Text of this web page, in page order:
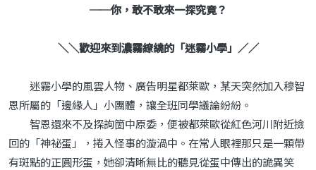
──你，敢不敢來一探究竟？
＼＼歡迎來到濃霧繚繞的「迷霧小學」／／
迷霧小學的風雲人物、廣告明星都萊歐，某天突然加入穆智
恩所屬的「邊緣人」小團體，讓全班同學議論紛紛。
智恩還來不及探詢箇中原委，便被都萊歐從紅色河川附近撿
回的「神祕蛋」，捲入怪事的漩渦中。在常人眼裡那只是一顆帶
有斑點的正圓形蛋，她卻清晰無比的聽見從蛋中傳出的詭異笑